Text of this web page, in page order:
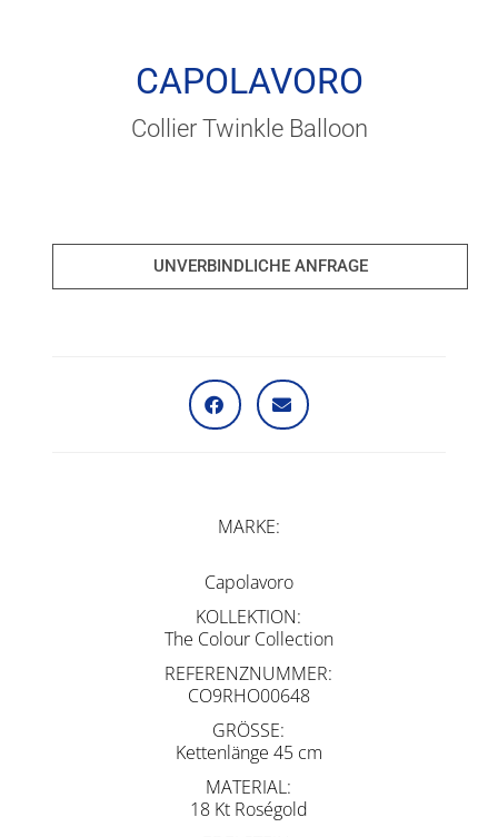
CAPOLAVORO
Collier Twinkle Balloon
UNVERBINDLICHE ANFRAGE
MARKE
Capolavoro
KOLLEKTION
The Colour Collection
REFERENZNUMMER
CO9RHO00648
GRÖSSE
Kettenlänge 45 cm
MATERIAL
18 Kt Roségold